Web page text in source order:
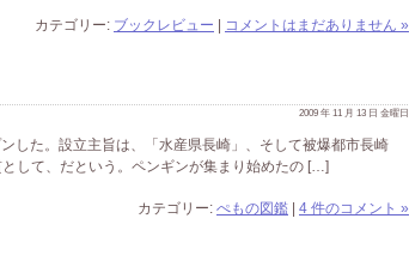
カテゴリー: ブックレビュー コメントはまだありません »
2009 年 11 月 13 日 金曜日
した。設立主旨は、「水産県長崎」、そして被爆都市長崎
して、だという。ペンギンが集まり始めたの […]
カテゴリー: ぺもの図鑑 4 件のコメント »